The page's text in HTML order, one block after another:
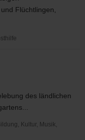
Flüchtlingen,
des ländlichen
Kultur, Musik,